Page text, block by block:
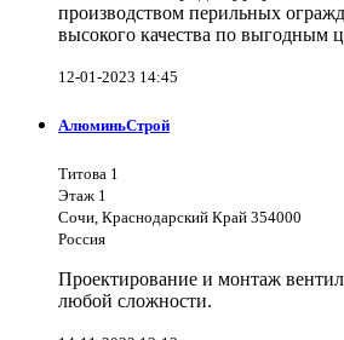
производством перильных
высокого качества по выгодным
12-01-2023 14:45
АлюминьСтрой
Титова 1
Этаж 1
Сочи, Краснодарский Край 354000
Россия
Проектирование и монтаж
любой сложности.